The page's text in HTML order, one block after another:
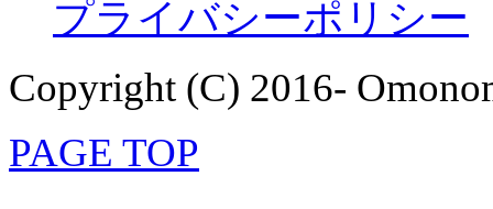
プライバシーポリシー
Copyright (C) 2016-
PAGE TOP